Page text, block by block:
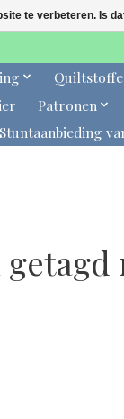
Patronen
Stuntaanbieding
te verbeteren. Is